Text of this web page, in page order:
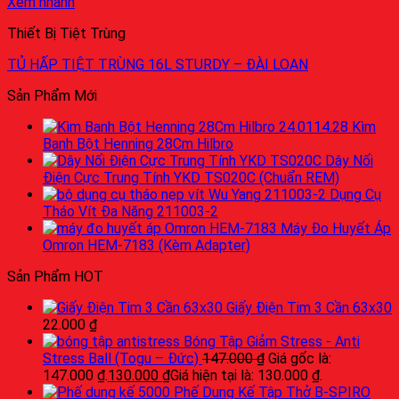
Thiết Bị Tiệt Trùng
TỦ HẤP TIỆT TRÙNG 16L STURDY – ĐÀI LOAN
Sản Phẩm Mới
Kìm
Banh Bột Henning 28Cm Hilbro
Dây Nối
Điện Cực Trung Tính YKD TS020C (Chuẩn REM)
Dụng Cụ
Tháo Vít Đa Năng 211003-2
Máy Đo Huyết Áp
Omron HEM-7183 (Kèm Adapter)
Sản Phẩm HOT
Giấy Điện Tim 3 Cần 63x30
22.000 ₫
Bóng Tập Giảm Stress - Anti
Stress Ball (Togu – Đức) 147.000₫ Giá gốc là:
147.000 ₫.130.000 ₫Giá hiện tại là: 130.000 ₫.
Phế Dung Kế Tập Thở B-SPIRO